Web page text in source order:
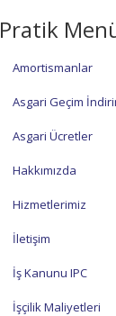
Pratik
Amortismanlar
Asgari Geçim
Asgari Ücretler
Hakkımızda
Hizmetlerimiz
İletişim
İş Kanunu IPC
İşçilik Maliyetleri